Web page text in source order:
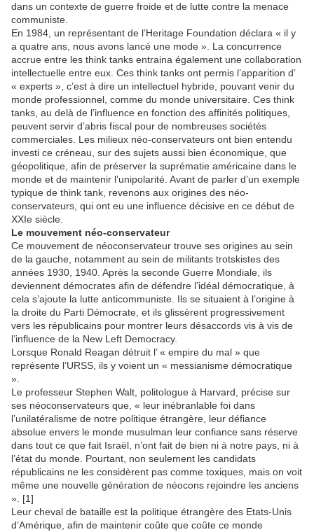
dans un contexte de guerre froide et de lutte contre la menace
communiste.
En 1984, un représentant de l’Heritage Foundation déclara « il y
a quatre ans, nous avons lancé une mode ». La concurrence
accrue entre les think tanks entraina également une collaboration
intellectuelle entre eux. Ces think tanks ont permis l’apparition d’
« experts », c’est à dire un intellectuel hybride, pouvant venir du
monde professionnel, comme du monde universitaire. Ces think
tanks, au delà de l’influence en fonction des affinités politiques,
peuvent servir d’abris fiscal pour de nombreuses sociétés
commerciales. Les milieux néo-conservateurs ont bien entendu
investi ce créneau, sur des sujets aussi bien économique, que
géopolitique, afin de préserver la suprématie américaine dans le
monde et de maintenir l’unipolarité. Avant de parler d’un exemple
typique de think tank, revenons aux origines des néo-
conservateurs, qui ont eu une influence décisive en ce début de
XXIe siècle.
Le mouvement néo-conservateur
Ce mouvement de néoconservateur trouve ses origines au sein
de la gauche, notamment au sein de militants trotskistes des
années 1930, 1940. Après la seconde Guerre Mondiale, ils
deviennent démocrates afin de défendre l’idéal démocratique, à
cela s’ajoute la lutte anticommuniste. Ils se situaient à l’origine à
la droite du Parti Démocrate, et ils glissèrent progressivement
vers les républicains pour montrer leurs désaccords vis à vis de
l’influence de la New Left Democracy.
Lorsque Ronald Reagan détruit l’ « empire du mal » que
représente l’URSS, ils y voient un « messianisme démocratique
».
Le professeur Stephen Walt, politologue à Harvard, précise sur
ses néoconservateurs que, « leur inébranlable foi dans
l’unilatéralisme de notre politique étrangère, leur défiance
absolue envers le monde musulman leur confiance sans réserve
dans tout ce que fait Israël, n’ont fait de bien ni à notre pays, ni à
l’état du monde. Pourtant, non seulement les candidats
républicains ne les considèrent pas comme toxiques, mais on voit
même une nouvelle génération de néocons rejoindre les anciens
». [1]
Leur cheval de bataille est la politique étrangère des Etats-Unis
d’Amérique, afin de maintenir coûte que coûte ce monde